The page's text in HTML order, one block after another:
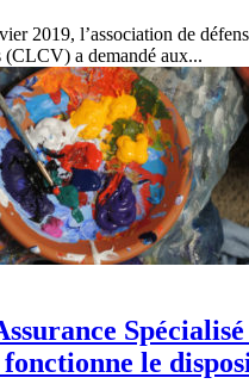
2019, l’association de
(CLCV) a demandé aux...
le